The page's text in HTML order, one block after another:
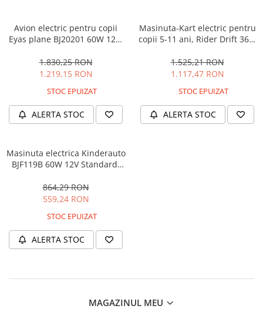
Avion electric pentru copii
Eyas plane BJ20201 60W 12V,
1.830,25 RON
1.219,15 RON
STOC EPUIZAT
ALERTA STOC
Masinuta-Kart electric pentru
copii 5-11 ani, Rider Drift 360,
1.525,21 RON
1.117,47 RON
STOC EPUIZAT
ALERTA STOC
Masinuta electrica Kinderauto
BJF119B 60W 12V Standard,
864,29 RON
559,24 RON
STOC EPUIZAT
ALERTA STOC
MAGAZINUL MEU